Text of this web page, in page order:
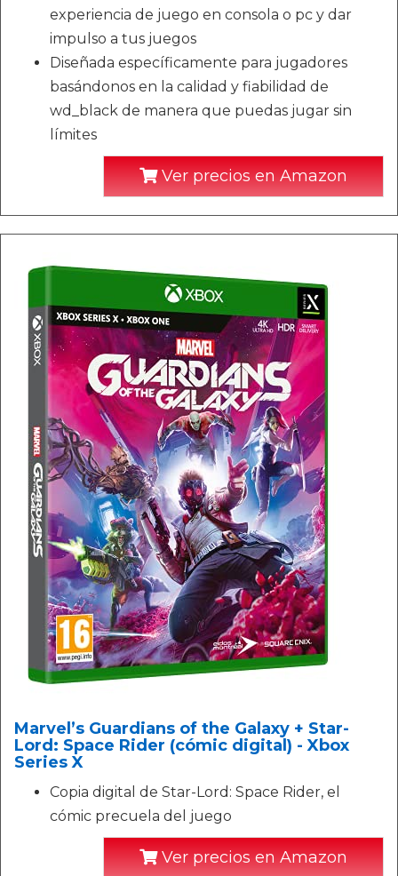
experiencia de juego en consola o pc y dar
impulso a tus juegos
Diseñada específicamente para jugadores
basándonos en la calidad y fiabilidad de
wd_black de manera que puedas jugar sin
límites
Ver precios en Amazon
Marvel’s Guardians of the Galaxy + Star-
Lord: Space Rider (cómic digital) - Xbox
Series X
Copia digital de Star-Lord: Space Rider, el
cómic precuela del juego
Ver precios en Amazon